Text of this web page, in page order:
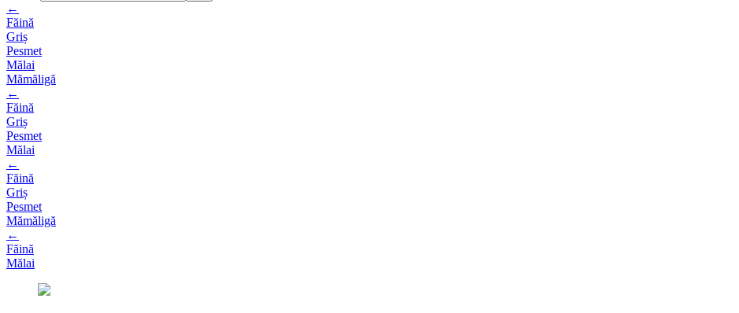
←
Făină
Griș
Pesmet
Mălai
Mămăligă
←
Făină
Griș
Pesmet
Mălai
←
Făină
Griș
Pesmet
Mămăligă
←
Făină
Mălai